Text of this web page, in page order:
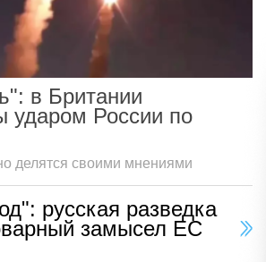
в Британии
ударом России по
делятся своими мнениями
русская разведка
замысел ЕС